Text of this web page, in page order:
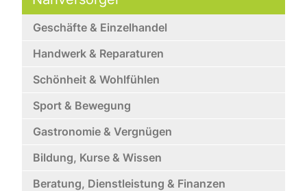
Geschäfte & Einzelhandel
Handwerk & Reparaturen
Schönheit & Wohlfühlen
Sport & Bewegung
Gastronomie & Vergnügen
Bildung, Kurse & Wissen
Beratung, Dienstleistung & Finanzen